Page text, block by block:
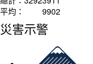
平均：
9902
災害示警